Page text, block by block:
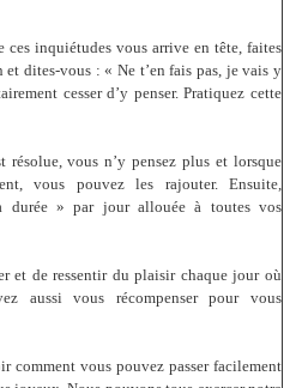
ces inquiétudes vous arrive en tête, faites
dites-vous : « Ne t’en fais pas, je vais y
cesser d’y penser. Pratiquez cette
résolue, vous n’y pensez plus et lorsque
vous pouvez les rajouter. Ensuite,
durée » par jour allouée à toutes vos
et de ressentir du plaisir chaque jour où
aussi vous récompenser pour vous
comment vous pouvez passer facilement